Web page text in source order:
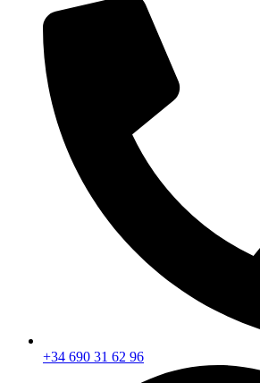
+34 690 31 62 96